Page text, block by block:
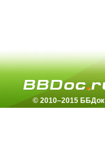
© 2010–2015 ББДок